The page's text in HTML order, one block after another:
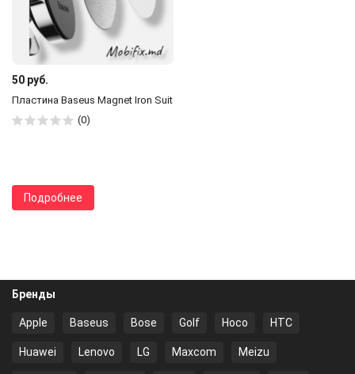
50 руб.
Пластина Baseus Magnet Iron Suit
(0)
Подробнее
Бренды
Apple Baseus Bose Golf Hoco HTC
Huawei Lenovo LG Maxcom Meizu